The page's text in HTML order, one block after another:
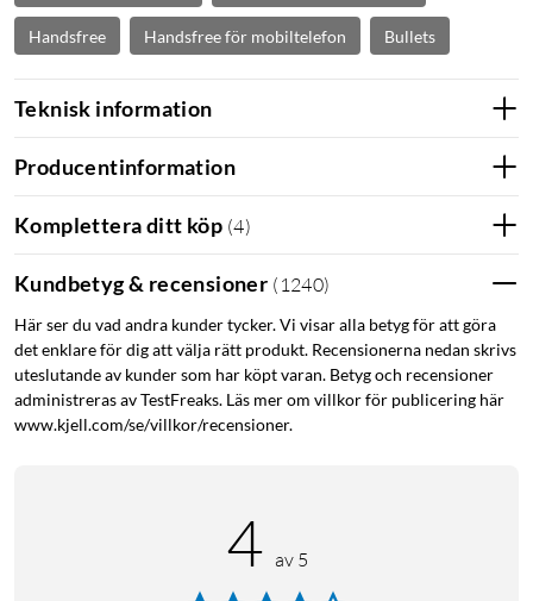
Handsfree Handsfree för mobiltelefon Bullets
Teknisk information
Producentinformation
Komplettera ditt köp (4)
Kundbetyg & recensioner ( 1240)
Här ser du vad andra kunder tycker. Vi visar alla betyg för att göra
det enklare för dig att välja rätt produkt. Recensionerna nedan skrivs
uteslutande av kunder som har köpt varan. Betyg och recensioner
administreras av TestFreaks. Läs mer om villkor för publicering här
www.kjell.com/se/villkor/recensioner.
4 av 5